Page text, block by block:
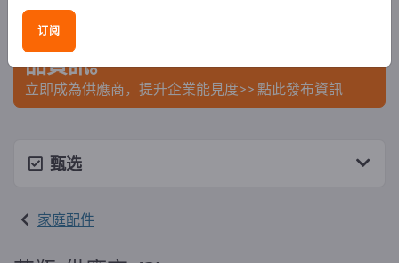
在Exportpages上發布您的公司與產
品資訊。
立即成為供應商，提升企業能見度>> 點此發布資訊
甄选
家庭配件
订阅